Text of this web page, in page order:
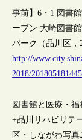
事前】6・1 図書
ープン 大崎図書
パーク（品川区，
http://
2018/
図書館と医療・
+品川リハビリテ
区・しながわ写真